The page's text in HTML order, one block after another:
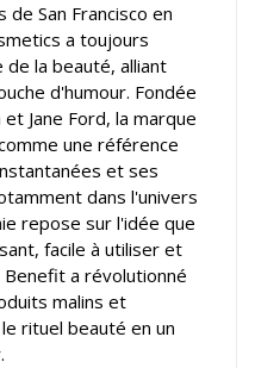
San Francisco en
a toujours
de la beauté, alliant
d'humour. Fondée
Jane Ford, la marque
une référence
et ses
dans l'univers
repose sur l'idée que
facile à utiliser et
a révolutionné
malins et
rituel beauté en un